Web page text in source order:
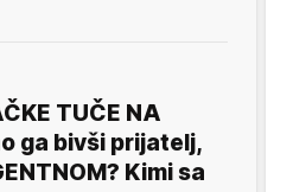
TUČE NA
ga bivši prijatelj,
Kimi sa